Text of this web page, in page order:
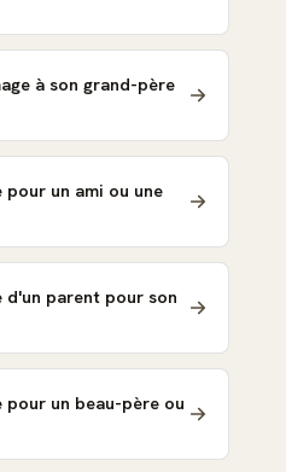
à son grand-père
un ami ou une
parent pour son
un beau-père ou